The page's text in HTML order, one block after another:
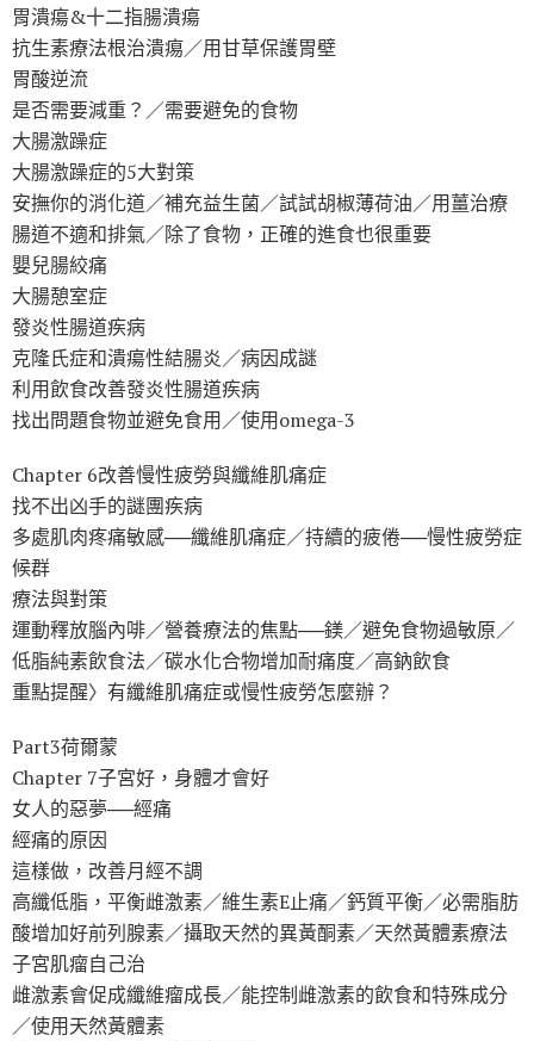
胃潰瘍&十二指腸潰瘍
抗生素療法根治潰痬／用甘草保護胃壁
胃酸逆流
是否需要減重？／需要避免的食物
大腸激躁症
大腸激躁症的5大對策
安撫你的消化道／補充益生菌／試試胡椒薄荷油／用薑治療
腸道不適和排氣／除了食物，正確的進食也很重要
嬰兒腸絞痛
大腸憩室症
發炎性腸道疾病
克隆氏症和潰瘍性結腸炎／病因成謎
利用飲食改善發炎性腸道疾病
找出問題食物並避免食用／使用omega-3
Chapter 6改善慢性疲勞與纖維肌痛症
找不出凶手的謎團疾病
多處肌肉疼痛敏感──纖維肌痛症／持續的疲倦──慢性疲勞症
候群
療法與對策
運動釋放腦內啡／營養療法的焦點──鎂／避免食物過敏原／
低脂純素飲食法／碳水化合物增加耐痛度／高鈉飲食
重點提醒〉有纖維肌痛症或慢性疲勞怎麼辦？
Part3荷爾蒙
Chapter 7子宮好，身體才會好
女人的惡夢──經痛
經痛的原因
這樣做，改善月經不調
高纖低脂，平衡雌激素／維生素E止痛／鈣質平衡／必需脂肪
酸增加好前列腺素／攝取天然的異黃酮素／天然黃體素療法
子宮肌瘤自己治
雌激素會促成纖維瘤成長／能控制雌激素的飲食和特殊成分
／使用天然黃體素